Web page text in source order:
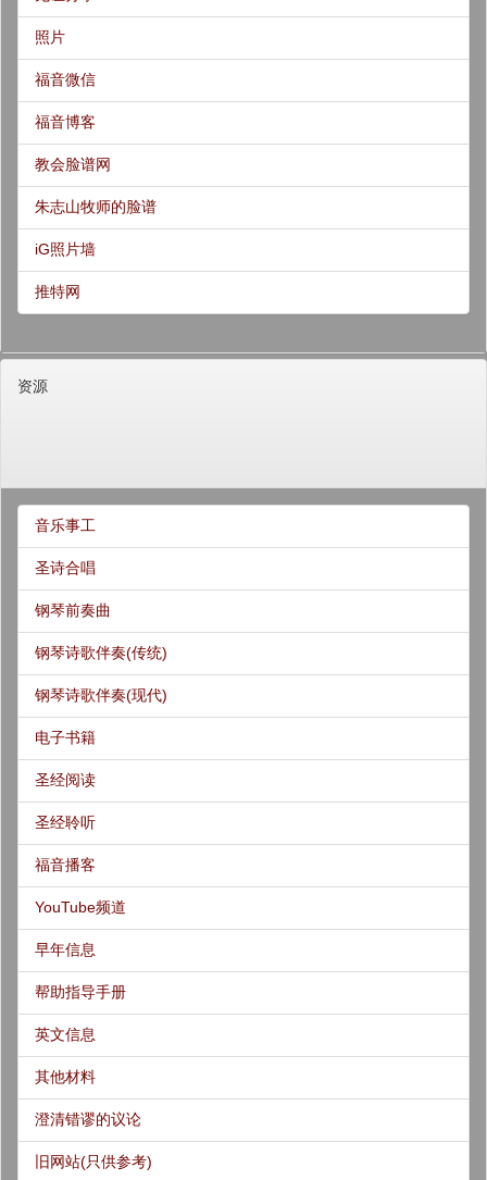
照片
福音微信
福音博客
教会脸谱网
朱志山牧师的脸谱
iG照片墙
推特网
资源
音乐事工
圣诗合唱
钢琴前奏曲
钢琴诗歌伴奏(传统)
钢琴诗歌伴奏(现代)
电子书籍
圣经阅读
圣经聆听
福音播客
YouTube频道
早年信息
帮助指导手册
英文信息
其他材料
澄清错谬的议论
旧网站(只供参考)